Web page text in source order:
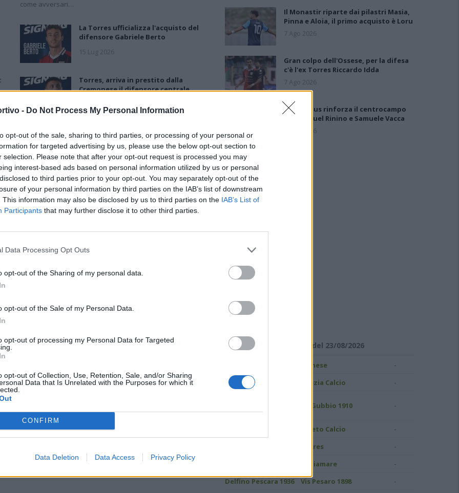
- Do Not Process My Personal Information
opt-out of the sale, sharing to third parties, or processing of your personal or
for targeted advertising by us, please use the below opt-out section to
selection. Please note that after your opt-out request is processed you may
interest-based ads based on personal information utilized by us or personal
to third parties prior to your opt-out. You may separately opt-out of the
of your personal information by third parties on the IAB’s list of downstream
This information may also be disclosed by us to third parties on the IAB’s List of
Participants that may further disclose it to other third parties.
Data Processing Opt Outs
opt-out of the Sharing of my personal data.
opt-out of the Sale of my Personal Data.
opt-out of processing my Personal Data for Targeted
opt-out of Collection, Use, Retention, Sale, and/or Sharing
Data that Is Unrelated with the Purposes for which it
CONFIRM
Data Deletion Data Access Privacy Policy
come avversari…
La Torres ufficializza l'acquisto del
difensore Gabriele Berto
15 Lug 2026
Torres, arriva in prestito dalla
Cremonese il difensore centrale
10 Lug 2026
Torres, primo acquisto: Nicholas
Pennington firma un biennale
7 Lug 2026
Torres, Greco confermato e
contratto fino al 2028: «Ha
dimostrato attaccamento e valori
Il Monastir riparte dai pilastri Masia,
Pinna e Aloia, il primo acquisto è Loru
7 Ago 2026
Gran colpo dell'Ossese, per la difesa
c'è l'ex Torres Riccardo Idda
7 Ago 2026
Il Selargius rinforza il centrocampo
con Manuel Rinino e Samuele Vacca
6 Ago 2026
RISULTATI DI SERIE C
Girone B - Giornata 1 del 23/08/2026
Pianese -
US Grosseto 1912 Spezia Calcio -
1937
AS Gubbio 1910 -
Pineto Calcio -
Torres -
Ostiamare -
Delfino Pescara 1936 Vis Pesaro 1898 -